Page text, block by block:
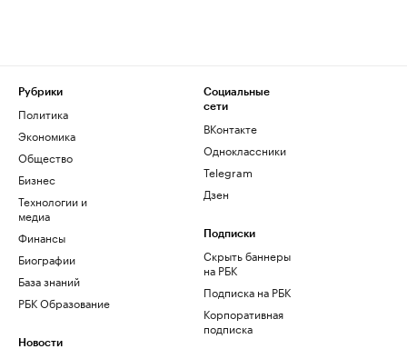
Рубрики
Политика
Экономика
Общество
Бизнес
Технологии и
медиа
Финансы
Биографии
База знаний
РБК Образование
Новости
Социальные
сети
ВКонтакте
Одноклассники
Telegram
Дзен
Подписки
Скрыть баннеры
на РБК
Подписка на РБК
Корпоративная
подписка